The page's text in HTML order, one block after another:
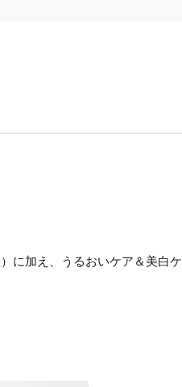
に加え、うるおいケア＆美白